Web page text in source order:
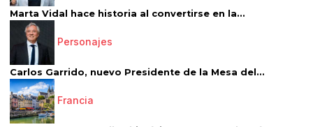
Marta Vidal hace historia al convertirse en la...
Personajes
Carlos Garrido, nuevo Presidente de la Mesa del...
Francia